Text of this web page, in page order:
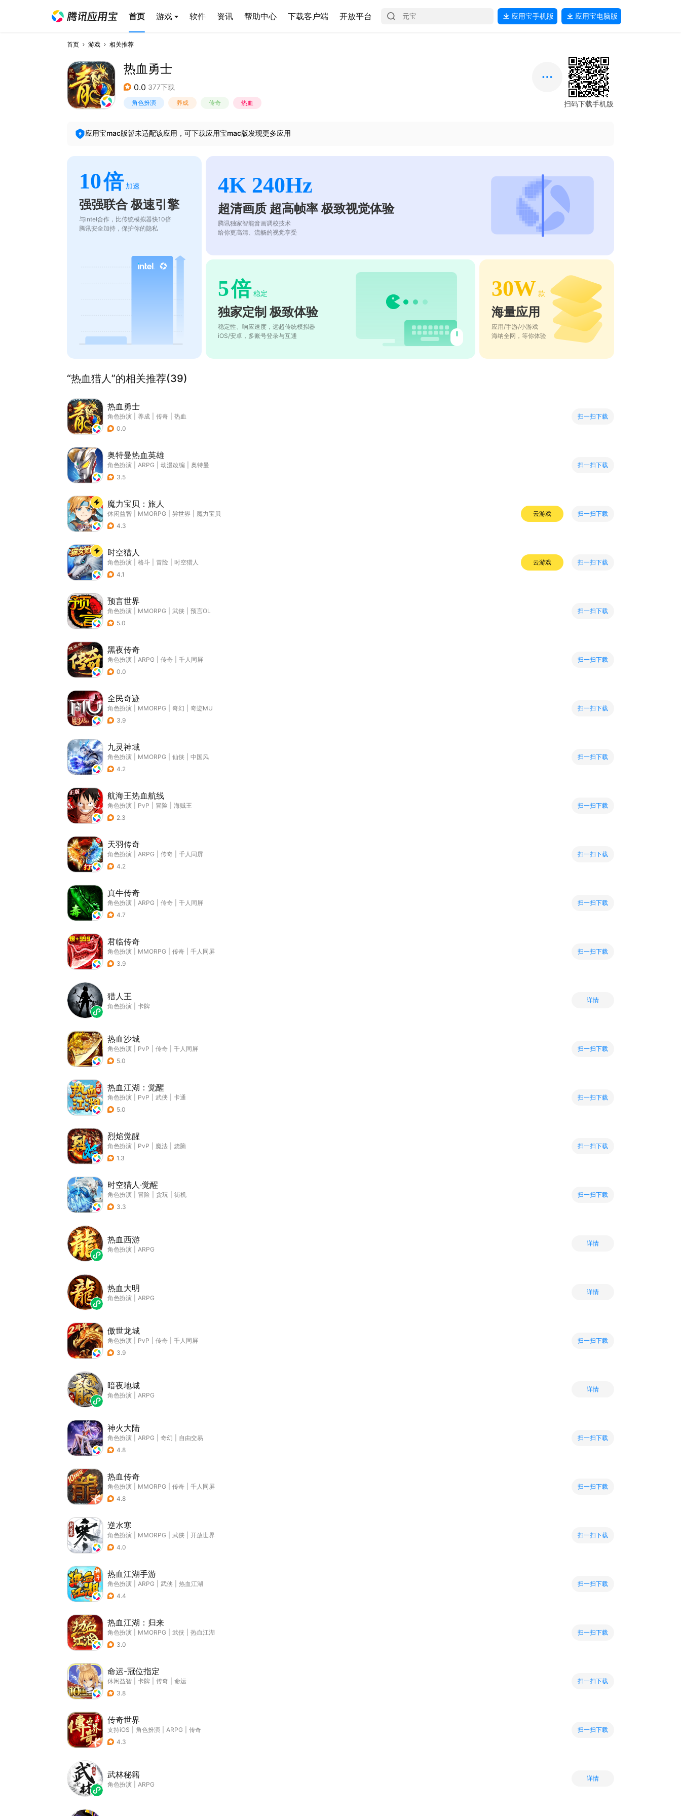
首页 游戏 软件 资讯 帮助中心 下载客户端 开放平台 应用宝手机版 应用宝电脑版
首页 游戏 相关推荐
热血勇士
0.0 377下载
角色扮演 养成 传奇 热血 扫码下载手机版
应用宝mac版暂未适配该应用，可下载应用宝mac版发现更多应用
10倍 加速
强强联合 极速引擎
与intel合作，比传统模拟器快10倍
腾讯安全加持，保护你的隐私
4K 240Hz
超清画质 超高帧率 极致视觉体验
腾讯独家智能音画调校技术
给你更高清、流畅的视觉享受
5倍 稳定
独家定制 极致体验
稳定性、响应速度，远超传统模拟器
iOS/安卓，多账号登录与互通
30W 款
海量应用
应用/手游/小游戏
海纳全网，等你体验
“热血猎人”的相关推荐(39)
热血勇士
角色扮演 养成 传奇
热血
0.0
扫一扫下载
奥特曼热血英雄
角色扮演 ARPG 动漫改编
奥特曼
3.5
扫一扫下载
魔力宝贝：旅人
休闲益智 MMORPG 异世界
魔力宝贝
4.3
云游戏 扫一扫下载
时空猎人
角色扮演 格斗 冒险
时空猎人
4.1
云游戏 扫一扫下载
预言世界
角色扮演 MMORPG 武侠
预言OL
5.0
扫一扫下载
黑夜传奇
角色扮演 ARPG 传奇
千人同屏
0.0
扫一扫下载
全民奇迹
角色扮演 MMORPG 奇幻
奇迹MU
3.9
扫一扫下载
九灵神域
角色扮演 MMORPG 仙侠
中国风
4.2
扫一扫下载
航海王热血航线
角色扮演 PvP 冒险
海贼王
2.3
扫一扫下载
天羽传奇
角色扮演 ARPG 传奇
千人同屏
4.2
扫一扫下载
真牛传奇
角色扮演 ARPG 传奇
千人同屏
4.7
扫一扫下载
君临传奇
角色扮演 MMORPG 传奇
千人同屏
3.9
扫一扫下载
猎人王
角色扮演 卡牌
详情
热血沙城
角色扮演 PvP 传奇
千人同屏
5.0
扫一扫下载
热血江湖：觉醒
角色扮演 PvP 武侠
卡通
5.0
扫一扫下载
烈焰觉醒
角色扮演 PvP 魔法
烧脑
1.3
扫一扫下载
时空猎人·觉醒
角色扮演 冒险 贪玩
街机
3.3
扫一扫下载
热血西游
角色扮演 ARPG
详情
热血大明
角色扮演 ARPG
详情
傲世龙城
角色扮演 PvP 传奇
千人同屏
3.9
扫一扫下载
暗夜地城
角色扮演 ARPG
详情
神火大陆
角色扮演 ARPG 奇幻
自由交易
4.8
扫一扫下载
热血传奇
角色扮演 MMORPG 传奇
千人同屏
4.8
扫一扫下载
逆水寒
角色扮演 MMORPG 武侠
开放世界
4.0
扫一扫下载
热血江湖手游
角色扮演 ARPG 武侠
热血江湖
4.4
扫一扫下载
热血江湖：归来
角色扮演 MMORPG 武侠
热血江湖
3.0
扫一扫下载
命运-冠位指定
休闲益智 卡牌 传奇
命运
3.8
扫一扫下载
传奇世界
支持iOS 角色扮演 ARPG
传奇
4.3
扫一扫下载
武林秘籍
角色扮演 ARPG
详情